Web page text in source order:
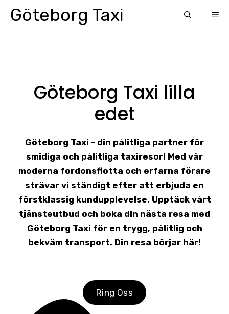
SkipGöteborg Taxi
Göteborg Taxi lilla
edet
Göteborg Taxi - din pålitliga partner för
smidiga och pålitliga taxiresor! Med vår
moderna fordonsflotta och erfarna förare
strävar vi ständigt efter att erbjuda en
förstklassig kundupplevelse. Upptäck vårt
tjänsteutbud och boka din nästa resa med
Göteborg Taxi för en trygg, pålitlig och
bekväm transport. Din resa börjar här!
Ring Oss